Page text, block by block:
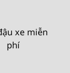
xe miễn
phí